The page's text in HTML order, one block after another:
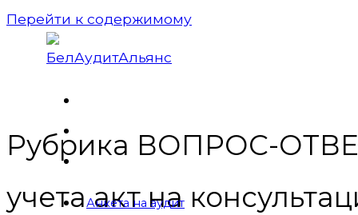
Перейти к содержимому
Анкета на аудит
Рубрика ВОПРОС-
учета акт на